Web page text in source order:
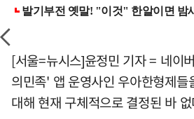
[서울=뉴시스]윤정민 기자 = 네이
의민족' 앱 운영사인 우아한형제들
대해 현재 구체적으로 결정된 바